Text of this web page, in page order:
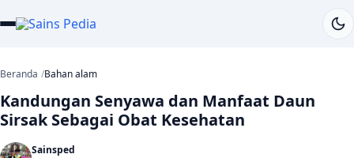
Beranda Bahan alam
Kandungan Senyawa dan Manfaat Daun
Sirsak Sebagai Obat Kesehatan
Sainsped